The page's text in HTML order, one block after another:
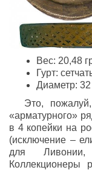
Вес: 20,48
Гурт:
Диаметр:
Это,
«арматурного»
в 4 копейки на
(исключение –
для
Коллекционеры